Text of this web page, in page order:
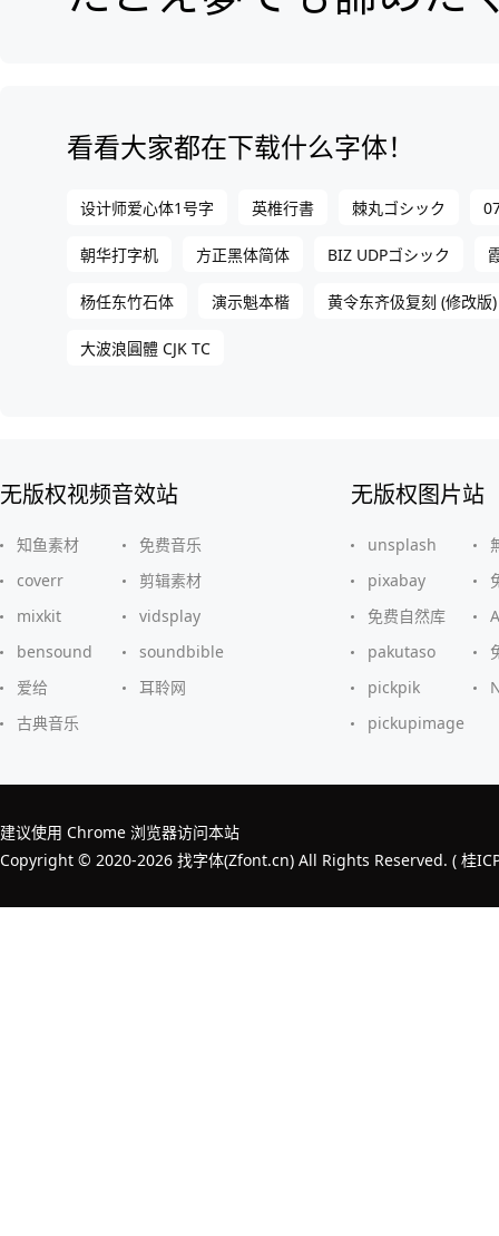
看看大家都在下载什么字体！
设计师爱心体1号字 英椎行書 棘丸ゴシック
朝华打字机 方正黑体简体 BIZ UDPゴシック
杨任东竹石体 演示魁本楷 黄令东齐伋复刻 (修改版)
大波浪圓體 CJK TC
无版权视频音效站
知鱼素材
免费音乐
coverr
剪辑素材
mixkit
vidsplay
bensound
soundbible
爱给
耳聆网
古典音乐
无版权图片站
unsplash
pixabay
免费自然库
pakutaso
pickpik
pickupimage
建议使用 Chrome 浏览器访问本站
Copyright © 2020-2026 找字体(Zfont.cn) All Rights Reserved. ( 桂